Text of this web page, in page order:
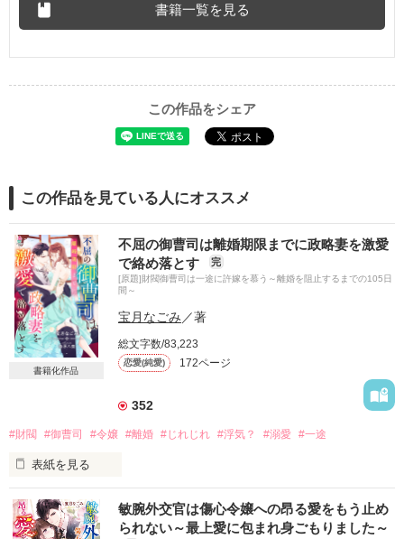
書籍一覧を見る
この作品をシェア
この作品を見ている人にオススメ
書籍化作品
不屈の御曹司は離婚期限までに政略妻を激愛
で絡め落とす
完
[原題]財閥御曹司は一途に許嫁を慕う～離婚を阻止するまでの105日
間～
宝月なごみ ／著
総文字数/83,223
恋愛(純愛) 172ページ
352
#財閥 #御曹司 #令嬢 #離婚 #じれじれ #浮気？ #溺愛 #一途
表紙を見る
生まれる前から許嫁同士で 敏腕外交官は傷心令嬢への昂る愛をもう止め
られない～最上愛に包まれ身ごもりました～